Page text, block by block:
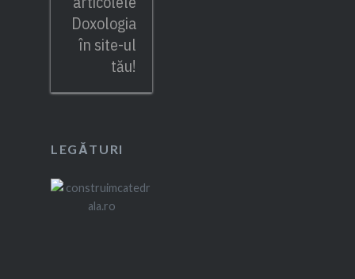
Doxologia
în site-ul
tău!
LEGĂTURI